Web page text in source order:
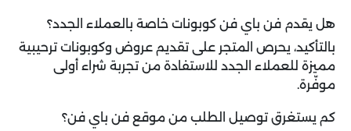
هل يقدم فن باي فن كوبونات خاصة بالعملاء الجدد؟
بالتأكيد، يحرص المتجر على تقديم عروض وكوبونات ترحيبية
مميزة للعملاء الجدد للاستفادة من تجربة شراء أولى
موفّرة.
كم يستغرق توصيل الطلب من موقع فن باي فن؟